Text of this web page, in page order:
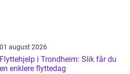
01 august 2026
Flyttehjelp i Trondheim: Slik får du
en enklere flyttedag